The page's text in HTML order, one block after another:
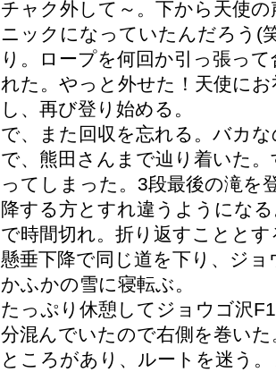
チャク外して～。下から天使
ニックになっていたんだろう(
り。ロープを何回か引っ張っ
れた。やっと外せた！天使に
し、再び登り始める。
で、また回収を忘れる。バカ
で、熊田さんまで辿り着いた
ってしまった。3段最後の滝を
降する方とすれ違うようにな
で時間切れ。折り返すこととす
懸垂下降で同じ道を下り、ジ
かふかの雪に寝転ぶ。
たっぷり休憩してジョウゴ沢
分混んでいたので右側を巻い
ところがあり、ルートを迷う